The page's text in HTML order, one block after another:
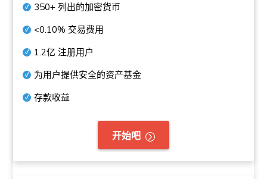
350+ 列出的加密货币
<0.10% 交易费用
1.2亿 注册用户
为用户提供安全的资产基金
存款收益
开始吧